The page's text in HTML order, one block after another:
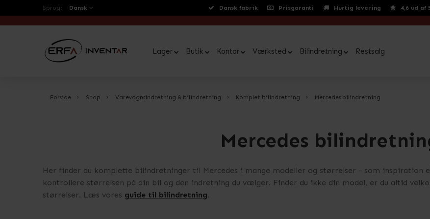
Sprog: Dansk Dansk fabrik Prisgaranti Hurtig levering 4,6 ud af
Lager Butik Kontor Værksted Bilindretning Restsalg
Forside Shop Varevognsindretning & bilindretning Komplet bilindretning Mercedes bilindretning
Mercedes
Her finder du komplette bilindretninger til Mercedes i mange modeller og størrelser - som
kontrollere størrelsen på din bil og den indretning du vælger. Finder du ikke din model, er du altid
størrelser. Læs vores guide til bilindretning.